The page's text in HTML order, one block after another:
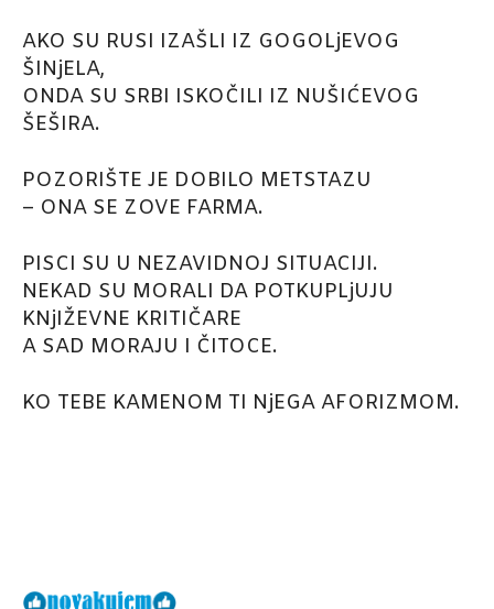
AKO SU RUSI IZAŠLI IZ GOGOLjEVOG
ŠINjELA,
ONDA SU SRBI ISKOČILI IZ NUŠIĆEVOG
ŠEŠIRA.
POZORIŠTE JE DOBILO METSTAZU
– ONA SE ZOVE FARMA.
PISCI SU U NEZAVIDNOJ SITUACIJI.
NEKAD SU MORALI DA POTKUPLjUJU
KNjIŽEVNE KRITIČARE
A SAD MORAJU I ČITOCE.
KO TEBE KAMENOM TI NjEGA AFORIZMOM.